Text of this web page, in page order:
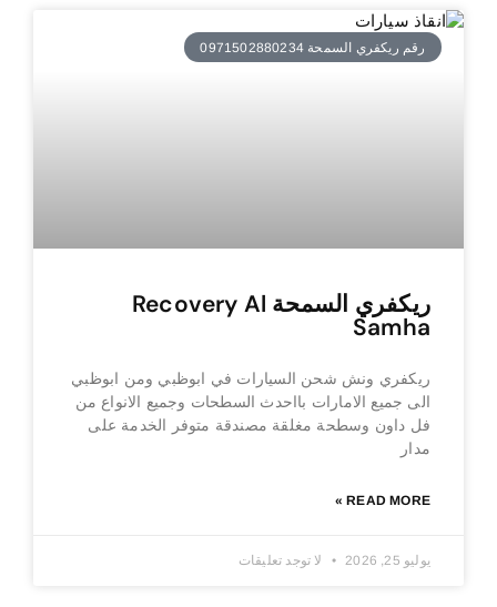
رقم ريكفري السمحة 0971502880234
ريكفري السمحة Recovery Al
Samha
ريكفري ونش شحن السيارات في ابوظبي ومن ابوظبي
الى جميع الامارات بااحدث السطحات وجميع الانواع من
فل داون وسطحة مغلقة مصندقة متوفر الخدمة على
مدار
READ MORE »
يوليو 25, 2026 لا توجد تعليقات